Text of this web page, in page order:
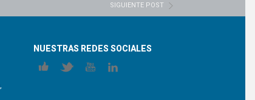
SIGUIENTE POST
NUESTRAS REDES SOCIALES